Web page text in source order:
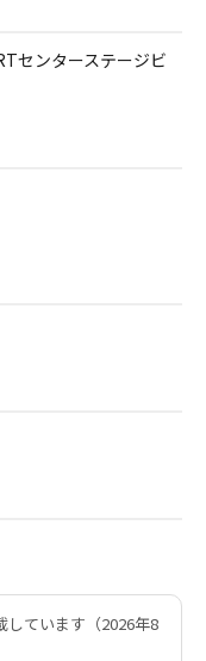
センターステージビ
ています（2026年8